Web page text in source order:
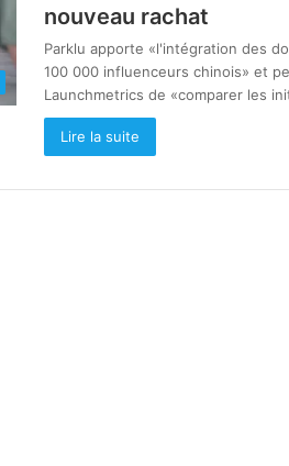
nouveau rachat
Parklu apporte «l'intégration des
100 000 influenceurs chinois» et
Launchmetrics de «comparer les
Lire la suite